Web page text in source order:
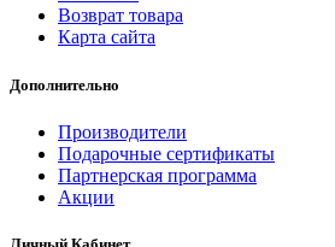
Возврат товара
Карта сайта
Дополнительно
Производители
Подарочные сертификаты
Партнерская программа
Акции